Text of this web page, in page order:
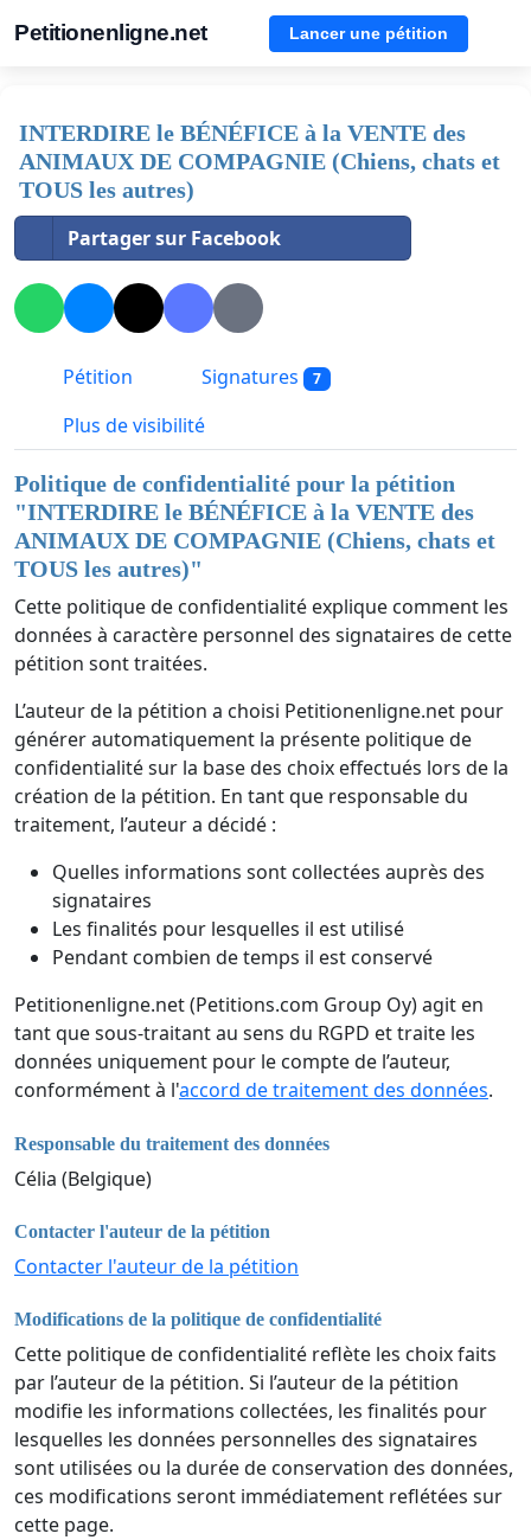
Petitionenligne.net Lancer une pétition
INTERDIRE le BÉNÉFICE à la VENTE des
ANIMAUX DE COMPAGNIE (Chiens, chats et
TOUS les autres)
Partager sur Facebook
Pétition Signatures 7
Plus de visibilité
Politique de confidentialité pour la pétition
"INTERDIRE le BÉNÉFICE à la VENTE des
ANIMAUX DE COMPAGNIE (Chiens, chats et
TOUS les autres)"
Cette politique de confidentialité explique comment les
données à caractère personnel des signataires de cette
pétition sont traitées.
L’auteur de la pétition a choisi Petitionenligne.net pour
générer automatiquement la présente politique de
confidentialité sur la base des choix effectués lors de la
création de la pétition. En tant que responsable du
traitement, l’auteur a décidé :
Quelles informations sont collectées auprès des
signataires
Les finalités pour lesquelles il est utilisé
Pendant combien de temps il est conservé
Petitionenligne.net (Petitions.com Group Oy) agit en
tant que sous-traitant au sens du RGPD et traite les
données uniquement pour le compte de l’auteur,
conformément à l'accord de traitement des données.
Responsable du traitement des données
Célia (Belgique)
Contacter l'auteur de la pétition
Contacter l'auteur de la pétition
Modifications de la politique de confidentialité
Cette politique de confidentialité reflète les choix faits
par l’auteur de la pétition. Si l’auteur de la pétition
modifie les informations collectées, les finalités pour
lesquelles les données personnelles des signataires
sont utilisées ou la durée de conservation des données,
ces modifications seront immédiatement reflétées sur
cette page.